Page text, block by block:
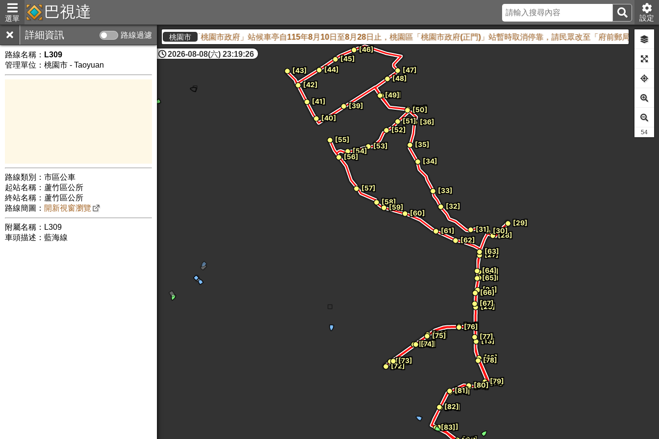
選單 巴視達 設定
詳細資訊 路線過濾
路線名稱： L309
管理單位：桃園市 - Taoyuan
路線類別：市區公車
起站名稱：蘆竹區公所
終站名稱：蘆竹區公所
路線簡圖： 開新視窗瀏覽
附屬名稱：L309
車頭描述：藍海線
桃園市
<公告>為配合「桃園市政府」站候車亭自115年8月10日至8月28日止，桃園區「桃園市政府(正門)」站暫時取消停靠，請民眾改至「府前郵局」站搭乘
2026-08-08(六) 23:19:27
49